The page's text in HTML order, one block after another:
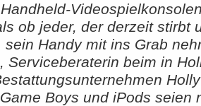
ob jeder, der derzeit stirbt
sein Handy mit ins Grab
Serviceberaterin beim in
Boys und iPods seien